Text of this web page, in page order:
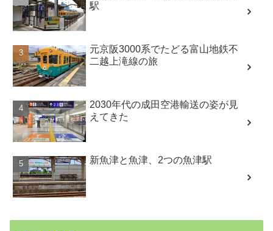
駅
元京阪3000系でたどる富山地鉄不
二越上滝線の旅
2030年代の成田空港輸送の姿が見
えてきた
新魚津と魚津、2つの魚津駅